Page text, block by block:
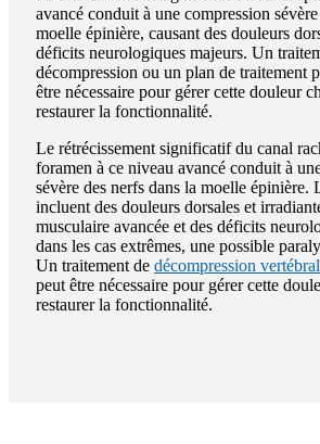
avancé conduit à une compression
moelle épinière, causant des douleurs
déficits neurologiques majeurs. Un
décompression ou un plan de traitement
être nécessaire pour gérer cette douleur
restaurer la fonctionnalité.
Le rétrécissement significatif du canal
foramen à ce niveau avancé conduit à
sévère des nerfs dans la moelle épinière.
incluent des douleurs dorsales et
musculaire avancée et des déficits
dans les cas extrêmes, une possible
Un traitement de décompression
peut être nécessaire pour gérer cette
restaurer la fonctionnalité.